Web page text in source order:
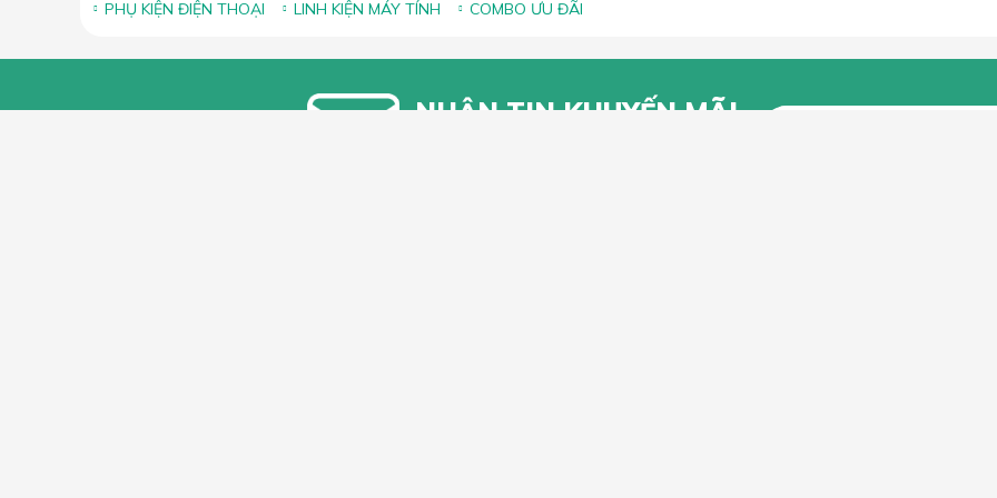
PHỤ KIỆN ĐIỆN THOẠI
LINH KIỆN MÁY TÍNH COMBO ƯU ĐÃI
NHẬN TIN KHUYẾN MÃI